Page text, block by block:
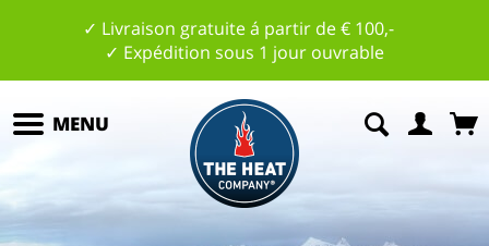
✓ Livraison gratuite á partir de € 100,-
✓ Expédition sous 1 jour ouvrable
MENU